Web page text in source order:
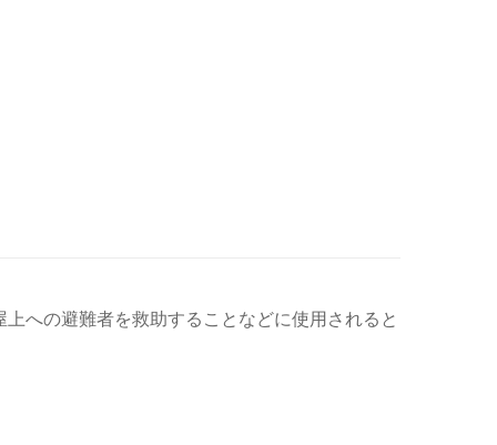
への避難者を救助することなどに使用されると